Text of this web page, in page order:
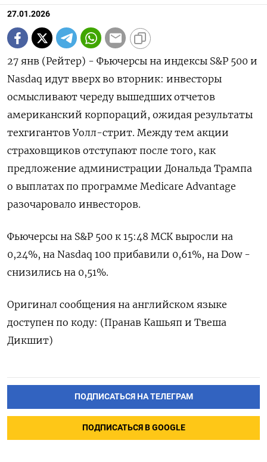
27.01.2026
27 янв (Рейтер) - Фьючерсы на индексы S&⁠P 500 и
Nasdaq идут вверх во вторник: ⁠инвесторы
осмысливают ​череду вышедших отчетов
⁠американский корпораций, ожидая результаты
⁠техгигантов Уолл-стрит. Между тем ‌акции
страховщиков ‍отступают после того, как
‌предложение администрации Дональда Трампа ​
о выплатах по программе Medicare Advantage
разочаровало ⁠инвесторов.
Фьючерсы на ‍S&P 500 ‌к 15:48 МСК выросли на
0,24%, на Nasdaq 100 прибавили 0,61%, ‍на ‍Dow -
снизились на 0,51%.
Оригинал сообщения ‍на английском языке
доступен по коду: (⁠Пранав Кашьяп и Твеша
Дикшит)
ПОДПИСАТЬСЯ НА ТЕЛЕГРАМ
ПОДПИСАТЬСЯ В GOOGLE